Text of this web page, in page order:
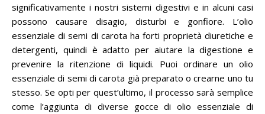
significativamente i nostri sistemi digestivi e in alcuni casi
possono causare disagio, disturbi e gonfiore. L’olio
essenziale di semi di carota ha forti proprietà diuretiche e
detergenti, quindi è adatto per aiutare la digestione e
prevenire la ritenzione di liquidi. Puoi ordinare un olio
essenziale di semi di carota già preparato o crearne uno tu
stesso. Se opti per quest’ultimo, il processo sarà semplice
come l’aggiunta di diverse gocce di olio essenziale di